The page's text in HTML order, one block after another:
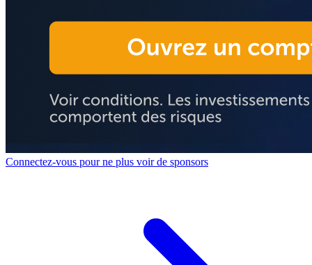
Connectez-vous pour ne plus voir de sponsors